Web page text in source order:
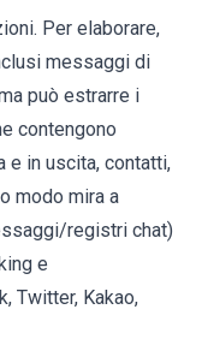
Per elaborare,
messaggi di
può estrarre i
contengono
e in uscita, contatti,
modo mira a
registri chat)
e
Twitter, Kakao,